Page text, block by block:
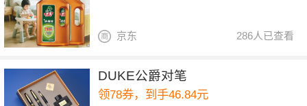
286人已查看
京东
DUKE公爵对笔
领78券，到手46.84元